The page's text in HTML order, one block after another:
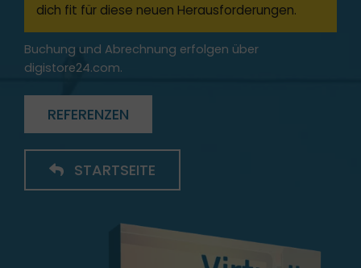
dich fit für diese neuen Herausforderungen.
Buchung und Abrechnung erfolgen über
digistore24.com.
REFERENZEN
STARTSEITE